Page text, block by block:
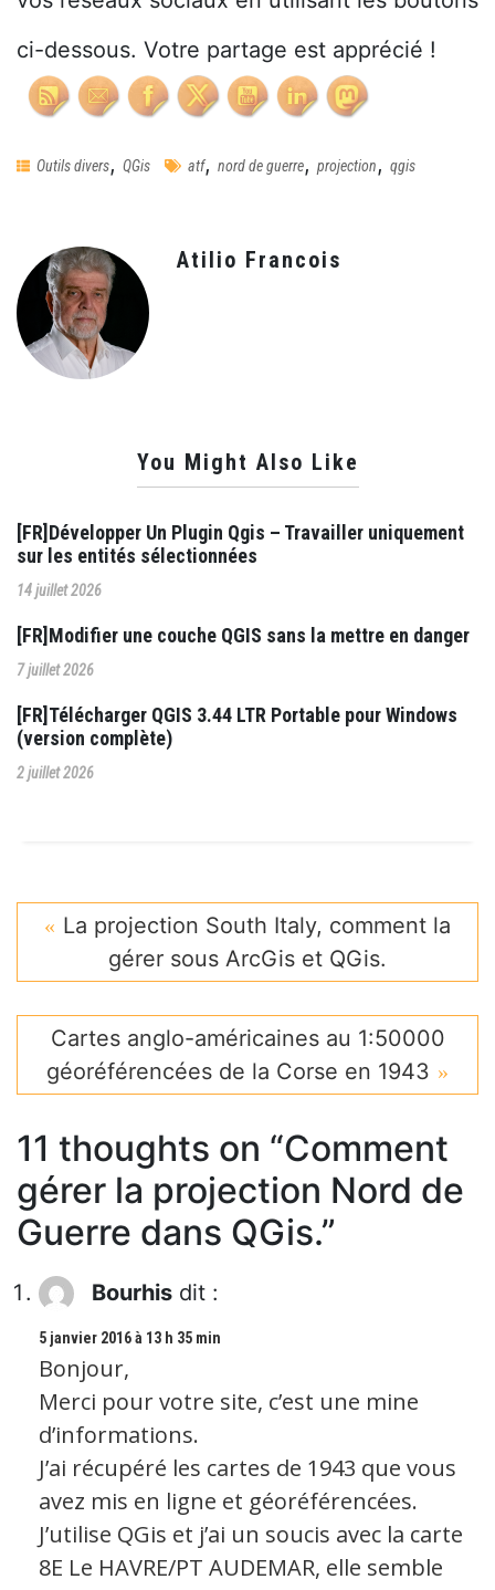
ci-dessous. Votre partage est apprécié !
Outils divers, QGis atf, nord de guerre, projection, qgis
Atilio Francois
You Might Also Like
[FR]Développer Un Plugin Qgis – Travailler uniquement
sur les entités sélectionnées
14 juillet 2026
[FR]Modifier une couche QGIS sans la mettre en danger
7 juillet 2026
[FR]Télécharger QGIS 3.44 LTR Portable pour Windows
(version complète)
2 juillet 2026
La projection South Italy, comment la
gérer sous ArcGis et QGis.
Cartes anglo-américaines au 1:50000
géoréférencées de la Corse en 1943
11 thoughts on “Comment
gérer la projection Nord de
Guerre dans QGis.”
Bourhis dit :
5 janvier 2016 à 13 h 35 min
Bonjour,
Merci pour votre site, c’est une mine
d’informations.
J’ai récupéré les cartes de 1943 que vous
avez mis en ligne et géoréférencées.
J’utilise QGis et j’ai un soucis avec la carte
8E Le HAVRE/PT AUDEMAR, elle semble